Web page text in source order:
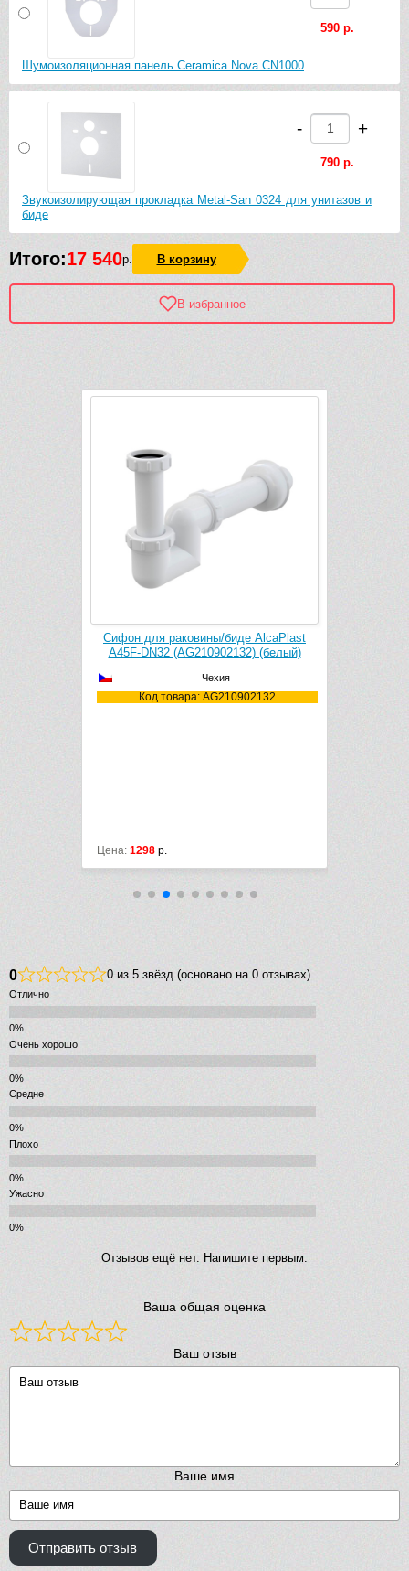
Шумоизоляционная панель Ceramica Nova CN1000
590 р.
Звукоизолирующая прокладка Metal-San 0324 для унитазов и
биде
- +
790 р.
Итого:17 540р. В корзину
В избранное
Сифон для раковины/биде AlcaPlast
A45F-DN40 (белый)
Чехия
Код товара: A45F-DN40
Цена: 1298 р.
0 0 из 5 звёзд (основано на 0 отзывах)
Отлично
Очень хорошо
Средне
Плохо
Ужасно
Отзывов ещё нет. Напишите первым.
Ваша общая оценка
Ваш отзыв
Ваше имя
Отправить отзыв